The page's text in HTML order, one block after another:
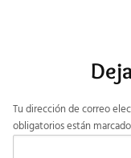
Tu dirección de correo
obligatorios están